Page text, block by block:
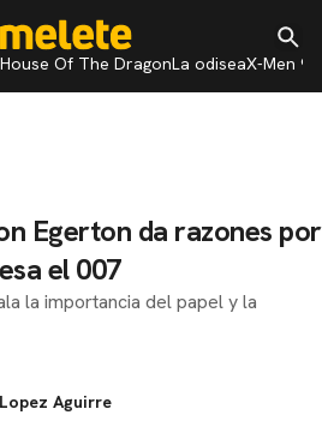
House Of The DragonLa odiseaX-Men 97
Egerton da razones por
el 007
la importancia del papel y la
Aguirre